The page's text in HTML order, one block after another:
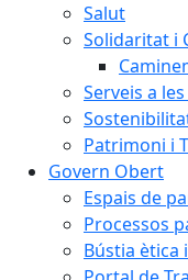
Salut
Solidaritat i
Serveis a
Patrimoni i
Govern Obert
Espais de
Processos
Bústia ètica